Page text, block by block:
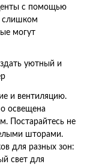
с помощью
слишком
могут
и вентиляцию.
освещена
Постарайтесь не
шторами.
для разных зон:
свет для